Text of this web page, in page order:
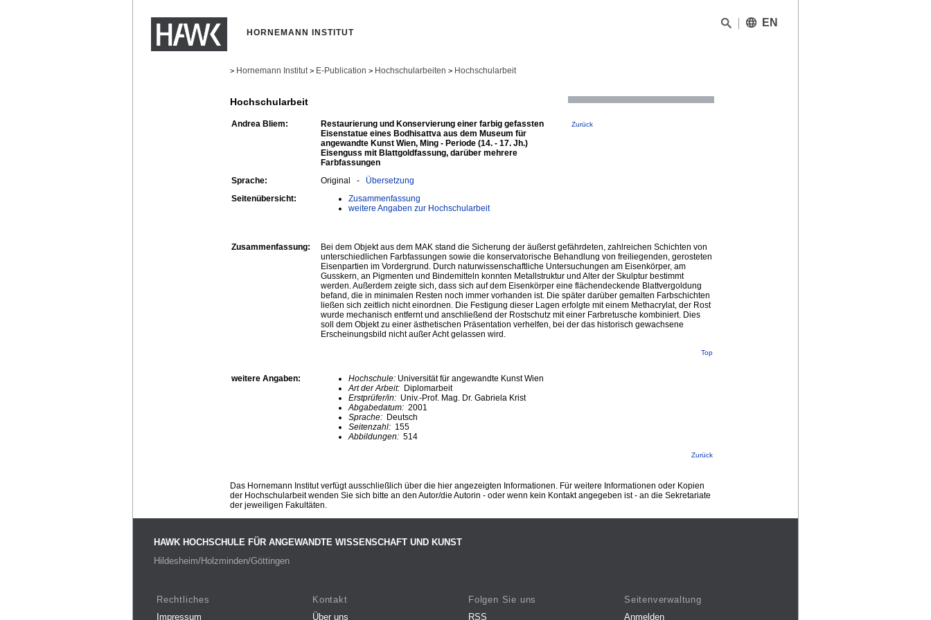
HORNEMANN INSTITUT
EN
> Hornemann Institut > E-Publication > Hochschularbeiten > Hochschularbeit
Hochschularbeit
Andrea Bliem:
Restaurierung und Konservierung einer farbig gefassten
Eisenstatue eines Bodhisattva aus dem Museum für
angewandte Kunst Wien, Ming - Periode (14. - 17. Jh.)
Eisenguss mit Blattgoldfassung, darüber mehrere
Farbfassungen
Zurück
Sprache: Original - Übersetzung
Seitenübersicht:
Zusammenfassung
weitere Angaben zur Hochschularbeit
Zusammenfassung:
Bei dem Objekt aus dem MAK stand die Sicherung der äußerst gefährdeten, zahlreichen Schichten von
unterschiedlichen Farbfassungen sowie die konservatorische Behandlung von freiliegenden, gerosteten
Eisenpartien im Vordergrund. Durch naturwissenschaftliche Untersuchungen am Eisenkörper, am
Gusskern, an Pigmenten und Bindemitteln konnten Metallstruktur und Alter der Skulptur bestimmt
werden. Außerdem zeigte sich, dass sich auf dem Eisenkörper eine flächendeckende Blattvergoldung
befand, die in minimalen Resten noch immer vorhanden ist. Die später darüber gemalten Farbschichten
ließen sich zeitlich nicht einordnen. Die Festigung dieser Lagen erfolgte mit einem Methacrylat, der Rost
wurde mechanisch entfernt und anschließend der Rostschutz mit einer Farbretusche kombiniert. Dies
soll dem Objekt zu einer ästhetischen Präsentation verhelfen, bei der das historisch gewachsene
Erscheinungsbild nicht außer Acht gelassen wird.
Top
weitere Angaben: Hochschule: Universität für angewandte Kunst Wien
Art der Arbeit: Diplomarbeit
Erstprüfer/in: Univ.-Prof. Mag. Dr. Gabriela Krist
Abgabedatum: 2001
Sprache: Deutsch
Seitenzahl: 155
Abbildungen: 514
Zurück
Das Hornemann Institut verfügt ausschließlich über die hier angezeigten Informationen. Für weitere Informationen oder Kopien
der Hochschularbeit wenden Sie sich bitte an den Autor/die Autorin - oder wenn kein Kontakt angegeben ist - an die Sekretariate
der jeweiligen Fakultäten.
HAWK HOCHSCHULE FÜR ANGEWANDTE WISSENSCHAFT UND KUNST
Hildesheim/Holzminden/Göttingen
Rechtliches
Impressum
Kontakt
Über uns
Folgen Sie uns
RSS
Seitenverwaltung
Anmelden